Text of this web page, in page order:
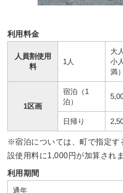
利用料金
人員割使用
料
1人
大
小
満）
1区画
宿泊（1
泊）
日帰り
※宿泊については、町で指定す
設使用料に1,000円が加算されま
利用期間
通年